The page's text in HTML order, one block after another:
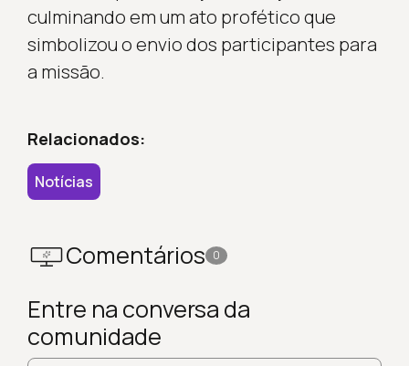
culminando em um ato profético que
simbolizou o envio dos participantes para
a missão.
Relacionados:
Notícias
Comentários 0
Entre na conversa da
comunidade